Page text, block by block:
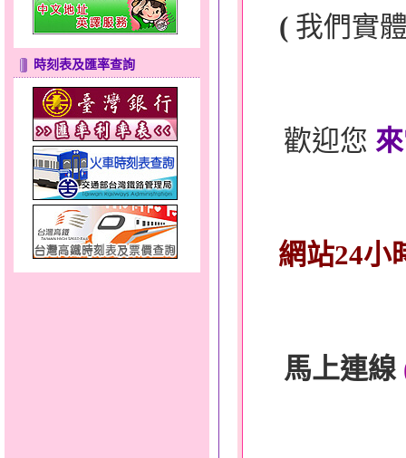
時刻表及匯率查詢
( 我們實
歡迎您
網站24小
馬上連線